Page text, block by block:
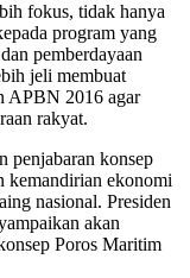
fokus, tidak hanya
program yang
pemberdayaan
jeli membuat
APBN 2016 agar
rakyat.
penjabaran konsep
kemandirian ekonomi
nasional. Presiden
akan
Poros Maritim